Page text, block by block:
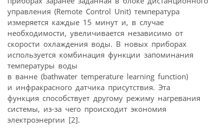
управления (Remote Control Unit) температура
измеряется каждые 15 минут и, в случае
необходимости, увеличивается независимо от
скорости охлаждения воды. В новых приборах
используется комбинация функции запоминания
температуры воды
в ванне (bathwater temperature learning function)
и инфракрасного датчика присутствия. Эта
функция способствует другому режиму нагревания
системы, из-за чего происходит экономия
электроэнергии [2].